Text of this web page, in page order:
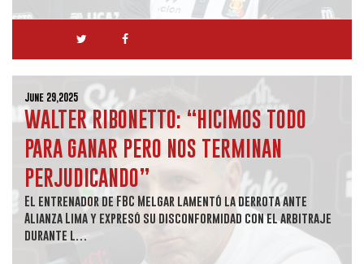
June 29,2025
WALTER RIBONETTO: “HICIMOS TODO
PARA GANAR PERO NOS TERMINAN
PERJUDICANDO”
El entrenador de FBC Melgar lamentó la derrota ante
Alianza Lima y expresó su disconformidad con el arbitraje
durante l…